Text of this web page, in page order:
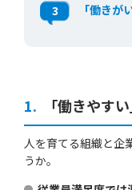
3 「働きが
1. 「働きやす
人を育てる組織と企
うか。